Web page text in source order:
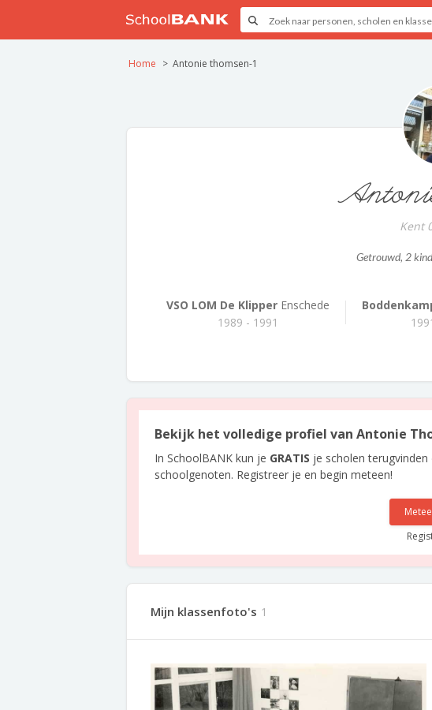
Home Antonie thomsen-1
Kent
Getrouwd, 2
VSO LOM De KlipperEnschede
1989 - 1991
Bekijk het volledige profiel van Antonie
In SchoolBANK kun je GRATIS je scholen
schoolgenoten. Registreer je en begin meteen!
Mijn klassenfoto's 1